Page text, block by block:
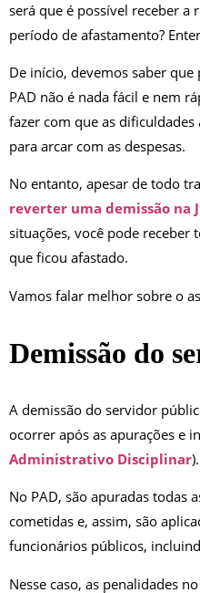
será que é possível receber
período de afastamento?
De início, devemos saber
PAD não é nada fácil e nem
fazer com que as
para arcar com as despesas.
No entanto, apesar de todo
reverter uma demissão na
situações, você pode receber
que ficou afastado.
Vamos falar melhor sobre o
Demissão do
A demissão do servidor
ocorrer após as apurações e
Administrativo Disciplinar).
No PAD, são apuradas todas
cometidas e, assim, são
funcionários públicos,
Nesse caso, as penalidades